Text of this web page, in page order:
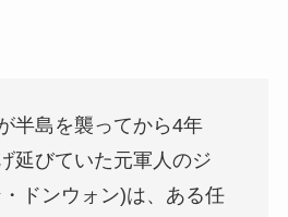
半島を襲ってから4年
延びていた元軍人のジ
ドンウォン)は、ある任